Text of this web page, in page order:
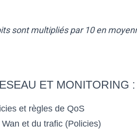
sont multipliés par 10 en
ET MONITORING :
et règles de QoS
et du trafic (Policies)